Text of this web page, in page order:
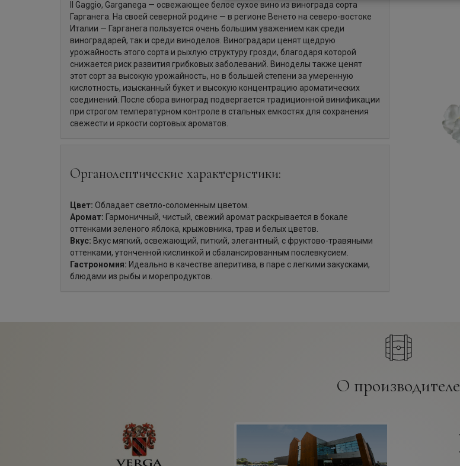
Il Gaggio, Garganega — освежающее белое сухое вино из винограда сорта
Гарганега. На своей северной родине — в регионе Венето на северо-востоке
Италии — Гарганега пользуется очень большим уважением как среди
виноградарей, так и среди виноделов. Виноградари ценят щедрую
урожайность этого сорта и рыхлую структуру грозди, благодаря которой
снижается риск развития грибковых заболеваний. Виноделы также ценят
этот сорт за высокую урожайность, но в большей степени за умеренную
кислотность, изысканный букет и высокую концентрацию ароматических
соединений. После сбора виноград подвергается традиционной винификации
при строгом температурном контроле в стальных емкостях для сохранения
свежести и яркости сортовых ароматов.
Органолептические характеристики:
Цвет: Обладает светло-соломенным цветом.
Аромат: Гармоничный, чистый, свежий аромат раскрывается в бокале
оттенками зеленого яблока, крыжовника, трав и белых цветов.
Вкус: Вкус мягкий, освежающий, питкий, элегантный, с фруктово-травяными
оттенками, утонченной кислинкой и сбалансированным послевкусием.
Гастрономия: Идеально в качестве аперитива, в паре с легкими закусками,
блюдами из рыбы и морепродуктов.
О производителе